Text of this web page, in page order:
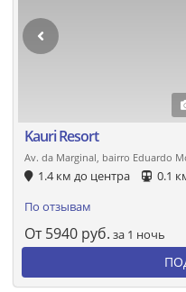
Kauri Resort
Av. da Marginal, bairro Eduardo
1.4 км до центра 0.1
По отзывам
От 5940 руб. за 1 ночь